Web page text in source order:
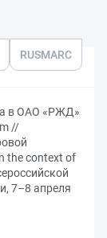
RUSMARC
в ОАО «РЖД»
//
the context of
7–8 апреля